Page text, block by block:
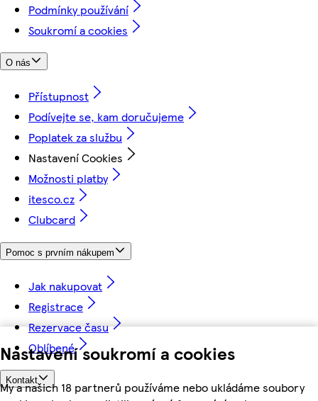
Nastavení soukromí a cookies
My a našich 18 partnerů používáme nebo ukládáme soubory
Podmínky používání
Soukromí a cookies
O nás
Přístupnost
Podívejte se, kam doručujeme
Poplatek za službu
Nastavení Cookies
Možnosti platby
itesco.cz
Clubcard
Pomoc s prvním nákupem
Jak nakupovat
Registrace
Rezervace času
Oblíbené
Kontakt